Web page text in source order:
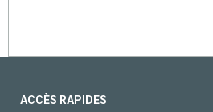
ACCÈS RAPIDES